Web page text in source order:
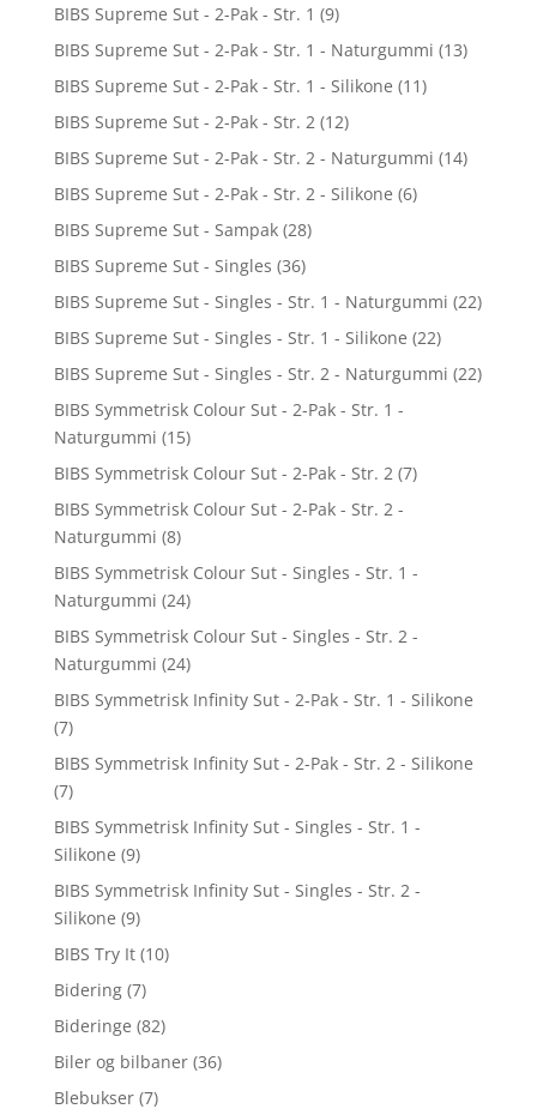
BIBS Supreme Sut - 2-Pak - Str. 1 (9)
BIBS Supreme Sut - 2-Pak - Str. 1 - Naturgummi (13)
BIBS Supreme Sut - 2-Pak - Str. 1 - Silikone (11)
BIBS Supreme Sut - 2-Pak - Str. 2 (12)
BIBS Supreme Sut - 2-Pak - Str. 2 - Naturgummi (14)
BIBS Supreme Sut - 2-Pak - Str. 2 - Silikone (6)
BIBS Supreme Sut - Sampak (28)
BIBS Supreme Sut - Singles (36)
BIBS Supreme Sut - Singles - Str. 1 - Naturgummi (22)
BIBS Supreme Sut - Singles - Str. 1 - Silikone (22)
BIBS Supreme Sut - Singles - Str. 2 - Naturgummi (22)
BIBS Symmetrisk Colour Sut - 2-Pak - Str. 1 -
Naturgummi (15)
BIBS Symmetrisk Colour Sut - 2-Pak - Str. 2 (7)
BIBS Symmetrisk Colour Sut - 2-Pak - Str. 2 -
Naturgummi (8)
BIBS Symmetrisk Colour Sut - Singles - Str. 1 -
Naturgummi (24)
BIBS Symmetrisk Colour Sut - Singles - Str. 2 -
Naturgummi (24)
BIBS Symmetrisk Infinity Sut - 2-Pak - Str. 1 - Silikone
(7)
BIBS Symmetrisk Infinity Sut - 2-Pak - Str. 2 - Silikone
(7)
BIBS Symmetrisk Infinity Sut - Singles - Str. 1 -
Silikone (9)
BIBS Symmetrisk Infinity Sut - Singles - Str. 2 -
Silikone (9)
BIBS Try It (10)
Bidering (7)
Bideringe (82)
Biler og bilbaner (36)
Blebukser (7)